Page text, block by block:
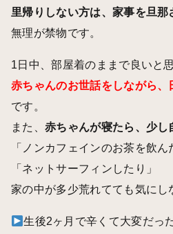
里帰りしない方は、家事を旦那
無理が禁物です。
1日中、部屋着のままで良いと
赤ちゃんのお世話をしながら
です。
また、 赤ちゃんが寝たら、少し
「ノンカフェインのお茶を飲ん
「ネットサーフィンしたり」
家の中が多少荒れてても気にし
生後2ヶ月で辛くて大変だっ